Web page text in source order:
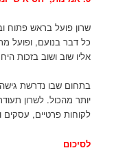
שרון פועל בראש פתוח
כל דבר בנועם, ופועל
אליו שוב ושוב בזכות
בתחום שבו נדרשת
יותר מהכול. לשרון
לקוחות פרטיים, עסקים
לסיכום